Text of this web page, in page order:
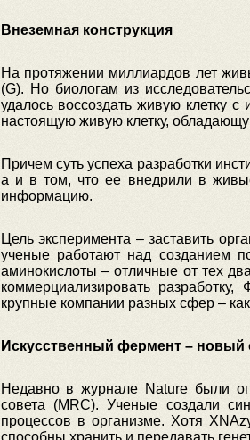
Внеземная конструкция
На протяжении миллиардов лет
(G). Но биологам из
удалось воссоздать живую клетку
настоящую живую клетку,
Причем суть успеха разработки
а и в том, что ее внедрили в
информацию.
Цель эксперимента – заставить
ученые работают над созданием
аминокислоты – отличные от тех
коммерциализировать
крупные компании разных сфер –
Искусственный фермент – новый
Недавно в журнале Nature были
совета (MRC). Ученые создали
процессов в организме. Хотя
способны хранить и передавать